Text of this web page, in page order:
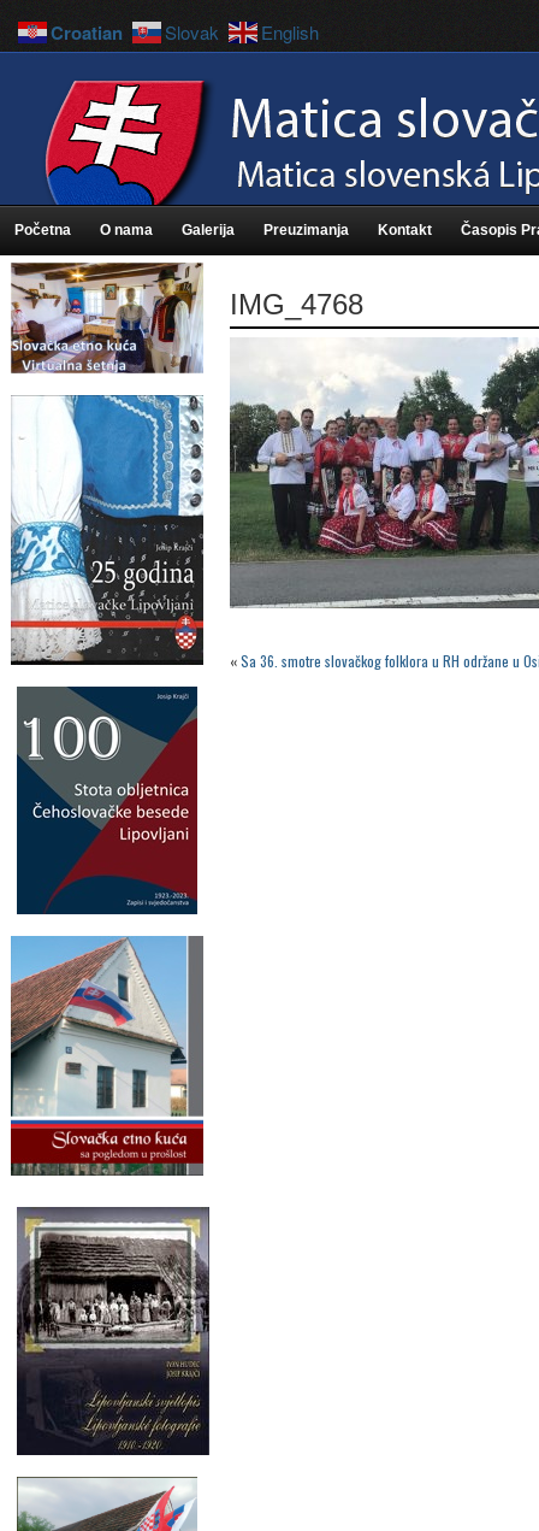
Početna O nama Galerija Preuzimanja Kontakt Časopis
IMG_4768
«Sa 36. smotre slovačkog folklora u RH održane u
Croatian Slovak English